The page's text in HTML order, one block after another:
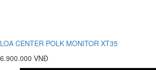
LOA CENTER POLK MONITOR XT35
6.900.000 VNĐ